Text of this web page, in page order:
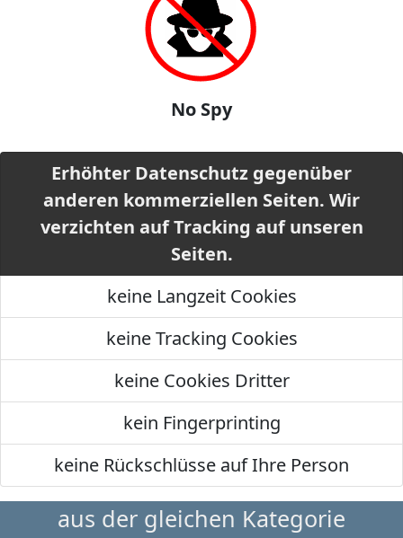
No Spy
Erhöhter Datenschutz gegenüber
anderen kommerziellen Seiten. Wir
verzichten auf Tracking auf unseren
Seiten.
keine Langzeit Cookies
keine Tracking Cookies
keine Cookies Dritter
kein Fingerprinting
keine Rückschlüsse auf Ihre Person
aus der gleichen Kategorie